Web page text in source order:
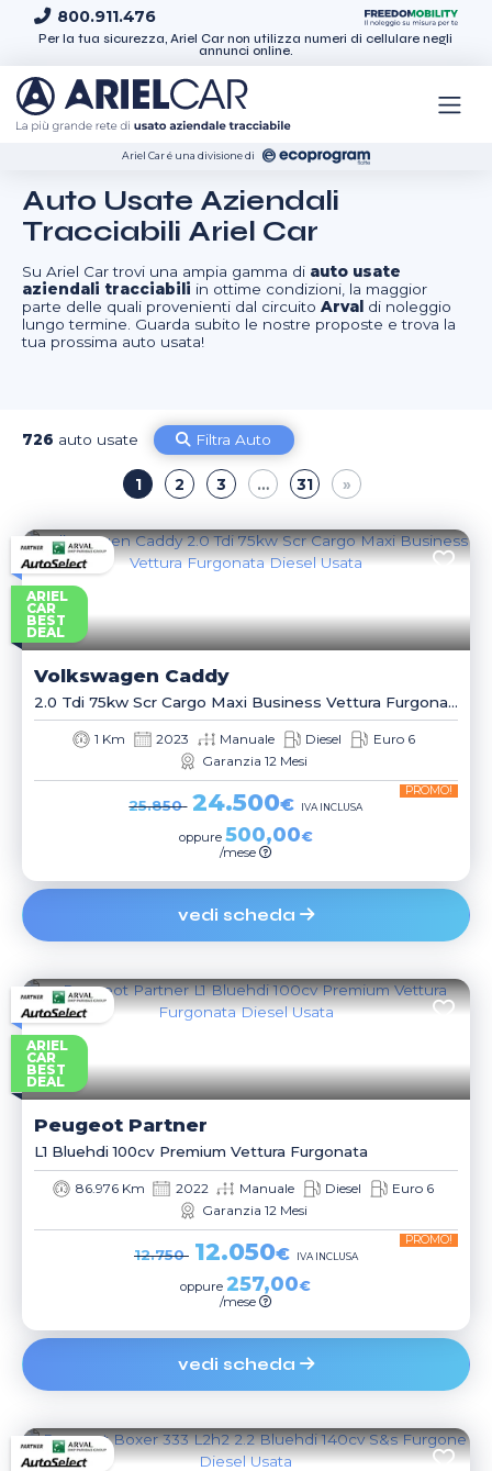
Skip to content
800.911.476
Per la tua sicurezza, Ariel Car non utilizza numeri di cellulare negli
annunci online.
Ariel Car é una divisione di
Auto Usate Aziendali
Tracciabili Ariel Car
Su Ariel Car trovi una ampia gamma di auto usate
aziendali tracciabili in ottime condizioni, la maggior
parte delle quali provenienti dal circuitoArval di noleggio
lungo termine. Guarda subito le nostre proposte e trova la
tua prossima auto usata!
726 auto usate Filtra Auto
1 2 3 … 31
ARIEL
CAR
BEST
DEAL
Volkswagen Caddy
2.0 Tdi 75kw Scr Cargo Maxi Business Vettura Furgonata
1 Km 2023 Manuale Diesel
Euro 6
Garanzia 12 Mesi
25.850 24.500€
PROMO!
IVA INCLUSA
oppure 500,00€
/mese
vedi scheda
ARIEL
CAR
BEST
DEAL
Peugeot Partner
L1 Bluehdi 100cv Premium Vettura Furgonata
86.976 Km 2022 Manuale Diesel
Euro 6
Garanzia 12 Mesi
12.750 12.050€
PROMO!
IVA INCLUSA
oppure 257,00€
/mese
vedi scheda